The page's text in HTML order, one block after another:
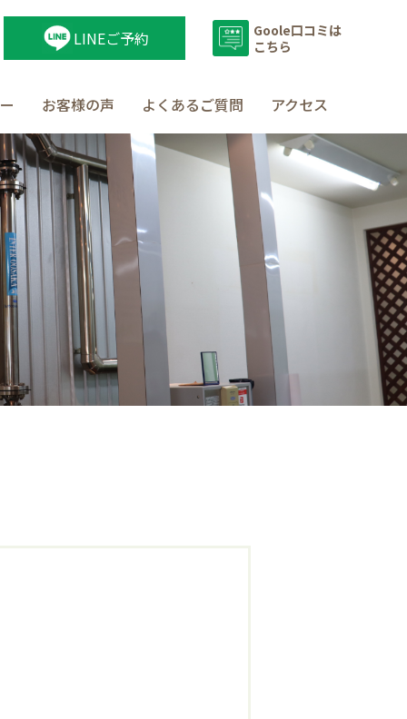
LINEご予約
Goole口コミは
こちら
お客様の声 よくあるご質問 アクセス